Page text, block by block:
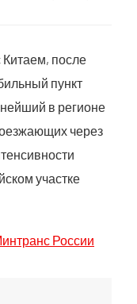
после
пункт
в регионе
через
участке
России